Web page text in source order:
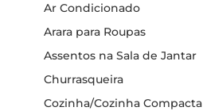
Ar Condicionado
Arara para Roupas
Assentos na Sala de Jantar
Churrasqueira
Cozinha/Cozinha Compacta